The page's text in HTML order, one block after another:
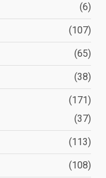
(6)
(107)
(65)
(38)
(171)
(37)
(113)
(108)